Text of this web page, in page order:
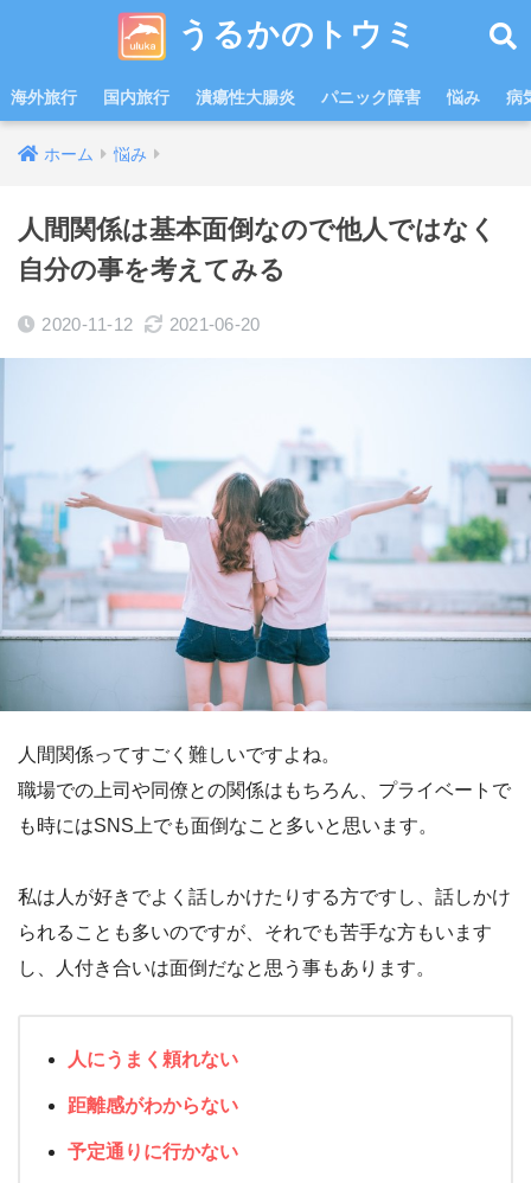
うるかのトウミ
海外旅行 国内旅行 潰瘍性大腸炎 パニック障害 悩み 病
ホーム 悩み
人間関係は基本面倒なので他人ではなく
自分の事を考えてみる
2020-11-12 2021-06-20
人間関係ってすごく難しいですよね。
職場での上司や同僚との関係はもちろん、プライベートで
も時にはSNS上でも面倒なこと多いと思います。
私は人が好きでよく話しかけたりする方ですし、話しかけ
られることも多いのですが、それでも苦手な方もいます
し、人付き合いは面倒だなと思う事もあります。
人にうまく頼れない
距離感がわからない
予定通りに行かない